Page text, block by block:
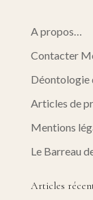
A propos…
Contacter
Déontologie
Articles de
Mentions
Le Barreau
Articles